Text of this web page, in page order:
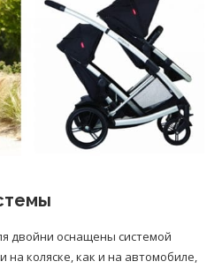
двойни оснащены системой
на коляске, как и на автомобиле,